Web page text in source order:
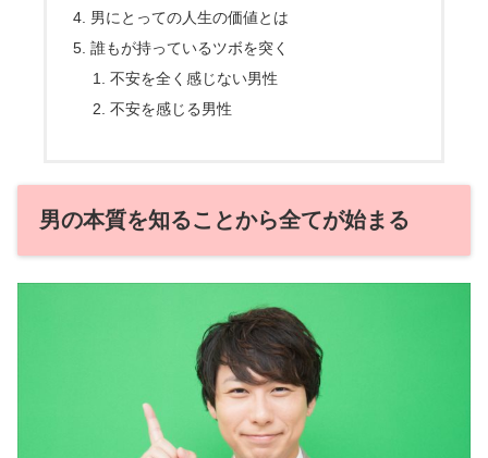
男にとっての人生の価値とは
誰もが持っているツボを突く
不安を全く感じない男性
不安を感じる男性
男の本質を知ることから全てが始まる